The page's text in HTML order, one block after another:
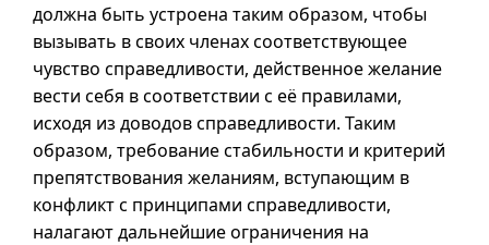
должна быть устроена таким образом, чтобы
вызывать в своих членах соответствующее
чувство справедливости, действенное желание
вести себя в соответствии с её правилами,
исходя из доводов справедливости. Таким
образом, требование стабильности и критерий
препятствования желаниям, вступающим в
конфликт с принципами справедливости,
налагают дальнейшие ограничения на